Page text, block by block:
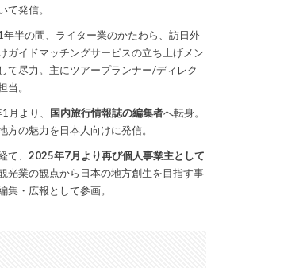
て発信。
年半の間、ライター業のかたわら、訪日外
ガイドマッチングサービスの立ち上げメン
て尽力。主にツアープランナー/ディレク
当。
月より、 国内旅行情報誌の編集者へ転身。
方の魅力を日本人向けに発信。
て、 2025年7月より再び個人事業主として
光業の観点から日本の地方創生を目指す事
集・広報として参画。